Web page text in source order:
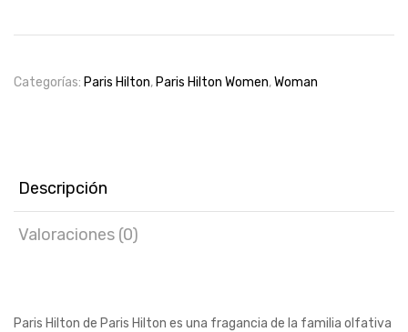
Categorías: Paris Hilton, Paris Hilton Women,Woman
Descripción
Valoraciones (0)
Paris Hilton de Paris Hilton es una fragancia de la familia olfativa